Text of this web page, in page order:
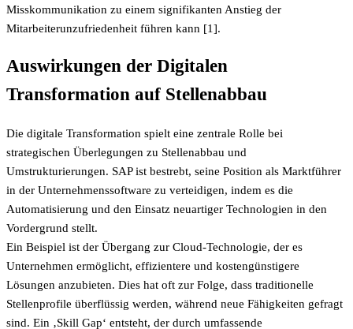
Misskommunikation zu einem signifikanten Anstieg der
Mitarbeiterunzufriedenheit führen kann [1].
Auswirkungen der Digitalen
Transformation auf Stellenabbau
Die digitale Transformation spielt eine zentrale Rolle bei
strategischen Überlegungen zu Stellenabbau und
Umstrukturierungen. SAP ist bestrebt, seine Position als Marktführer
in der Unternehmenssoftware zu verteidigen, indem es die
Automatisierung und den Einsatz neuartiger Technologien in den
Vordergrund stellt.
Ein Beispiel ist der Übergang zur Cloud-Technologie, der es
Unternehmen ermöglicht, effizientere und kostengünstigere
Lösungen anzubieten. Dies hat oft zur Folge, dass traditionelle
Stellenprofile überflüssig werden, während neue Fähigkeiten gefragt
sind. Ein ‚Skill Gap‘ entsteht, der durch umfassende